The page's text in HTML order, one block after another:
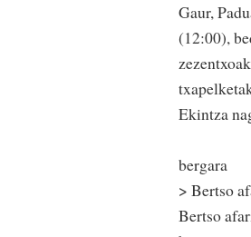
Gaur,
(12:00),
Ekintza
bergara
> Bertso
Bertso